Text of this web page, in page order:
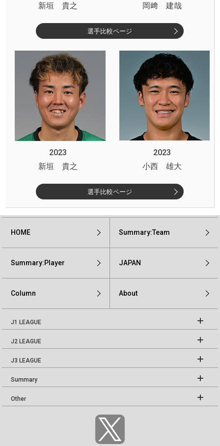
新垣 貴之
岡﨑 建哉
選手比較ページ
2023
2023
新垣 貴之
小西 雄大
選手比較ページ
HOME Summary:Team
Summary:Player JAPAN
Column About
J1 LEAGUE
J2 LEAGUE
J3 LEAGUE
Summary
Other